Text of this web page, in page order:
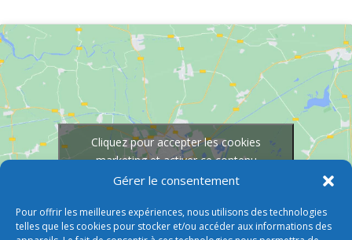
Gérer le consentement
Pour offrir les meilleures expériences, nous utilisons des technologies
telles que les cookies pour stocker et/ou accéder aux informations des
Cliquez pour accepter les cookies
marketing et activer ce contenu